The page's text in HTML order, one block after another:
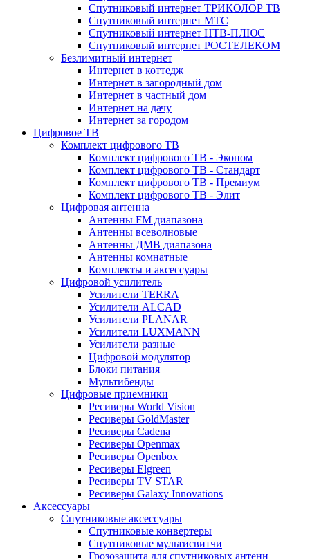
Спутниковый интернет ТРИКОЛОР ТВ
Спутниковый интернет МТС
Спутниковый интернет НТВ-ПЛЮС
Спутниковый интернет РОСТЕЛЕКОМ
Безлимитный интернет
Интернет в коттедж
Интернет в загородный дом
Интернет в частный дом
Интернет на дачу
Интернет за городом
Цифровое ТВ
Комплект цифрового ТВ
Комплект цифрового ТВ - Эконом
Комплект цифрового ТВ - Стандарт
Комплект цифрового ТВ - Премиум
Комплект цифрового ТВ - Элит
Цифровая антенна
Антенны FM диапазона
Антенны всеволновые
Антенны ДМВ диапазона
Антенны комнатные
Комплекты и аксессуары
Цифровой усилитель
Усилители TERRA
Усилители ALCAD
Усилители PLANAR
Усилители LUXMANN
Усилители разные
Цифровой модулятор
Блоки питания
Мультибенды
Цифровые приемники
Ресиверы World Vision
Ресиверы GoldMaster
Ресиверы Cadena
Ресиверы Openmax
Ресиверы Openbox
Ресиверы Elgreen
Ресиверы TV STAR
Ресиверы Galaxy Innovations
Аксессуары
Спутниковые аксессуары
Спутниковые конвертеры
Спутниковые мультисвитчи
Грозозащита для спутниковых антенн